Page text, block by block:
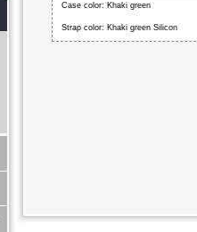
Case color: Khaki green
Strap color: Khaki green Silicon